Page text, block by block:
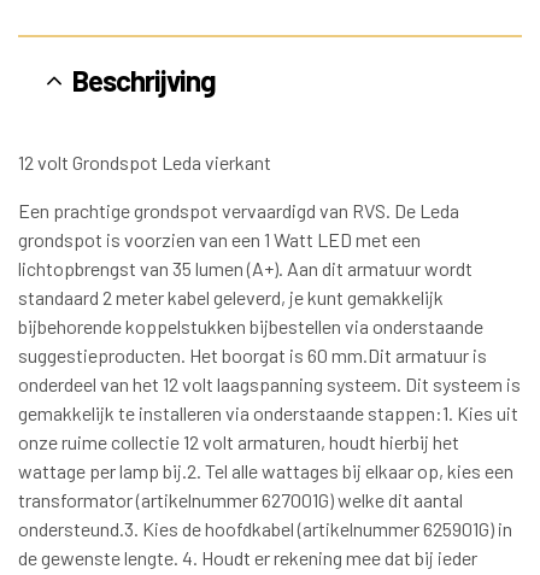
Beschrijving
12 volt Grondspot Leda vierkant
Een prachtige grondspot vervaardigd van RVS. De Leda
grondspot is voorzien van een 1 Watt LED met een
lichtopbrengst van 35 lumen (A+). Aan dit armatuur wordt
standaard 2 meter kabel geleverd, je kunt gemakkelijk
bijbehorende koppelstukken bijbestellen via onderstaande
suggestieproducten. Het boorgat is 60 mm.Dit armatuur is
onderdeel van het 12 volt laagspanning systeem. Dit systeem is
gemakkelijk te installeren via onderstaande stappen:1. Kies uit
onze ruime collectie 12 volt armaturen, houdt hierbij het
wattage per lamp bij.2. Tel alle wattages bij elkaar op, kies een
transformator (artikelnummer 627001G) welke dit aantal
ondersteund.3. Kies de hoofdkabel (artikelnummer 625901G) in
de gewenste lengte. 4. Houdt er rekening mee dat bij ieder